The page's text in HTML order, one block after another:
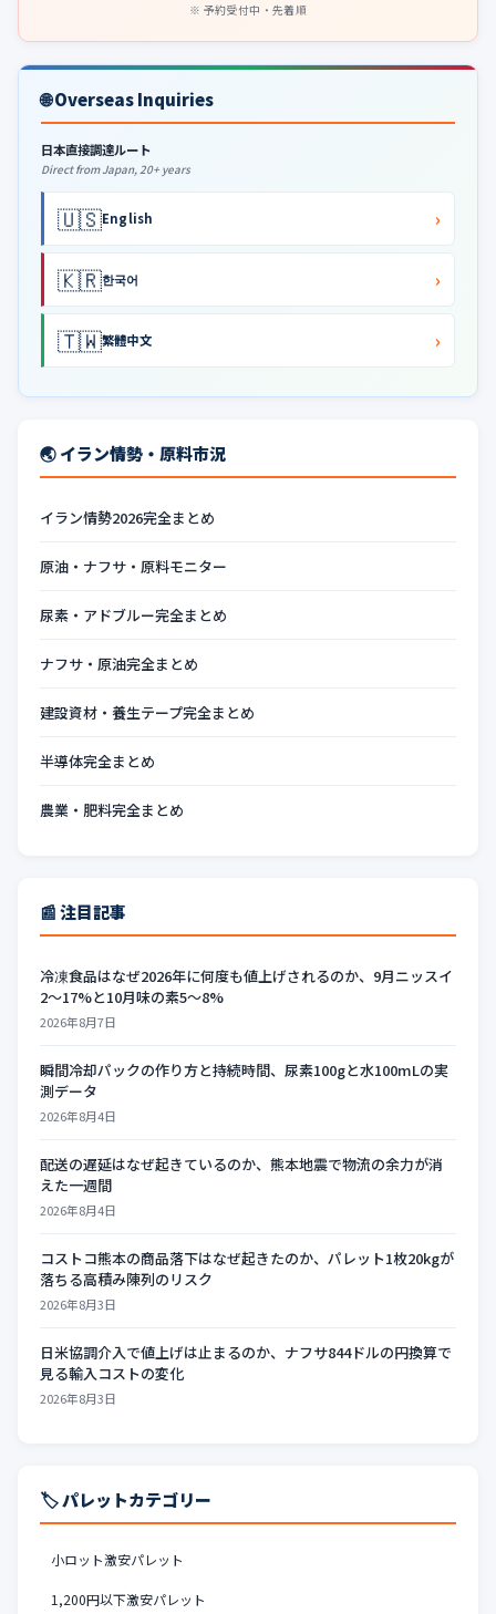
予約受付中・先着順
🌐 Overseas Inquiries
日本直接調達ルート
Direct from Japan, 20+ years
🇺🇸English ›
🇰🇷한국어 ›
🇹🇼繁體中文 ›
🌏 イラン情勢・原料市況
イラン情勢2026完全まとめ
原油・ナフサ・原料モニター
尿素・アドブルー完全まとめ
ナフサ・原油完全まとめ
建設資材・養生テープ完全まとめ
半導体完全まとめ
農業・肥料完全まとめ
📰 注目記事
冷凍食品はなぜ2026年に何度も値上げされるのか、9月ニッスイ
2〜17%と10月味の素5〜8%
2026年8月7日
瞬間冷却パックの作り方と持続時間、尿素100gと水100mLの実
測データ
2026年8月4日
配送の遅延はなぜ起きているのか、熊本地震で物流の余力が消
えた一週間
2026年8月4日
コストコ熊本の商品落下はなぜ起きたのか、パレット1枚20kgが
落ちる高積み陳列のリスク
2026年8月3日
日米協調介入で値上げは止まるのか、ナフサ844ドルの円換算で
見る輸入コストの変化
2026年8月3日
🏷️ パレットカテゴリー
小ロット激安パレット
1,200円以下激安パレット